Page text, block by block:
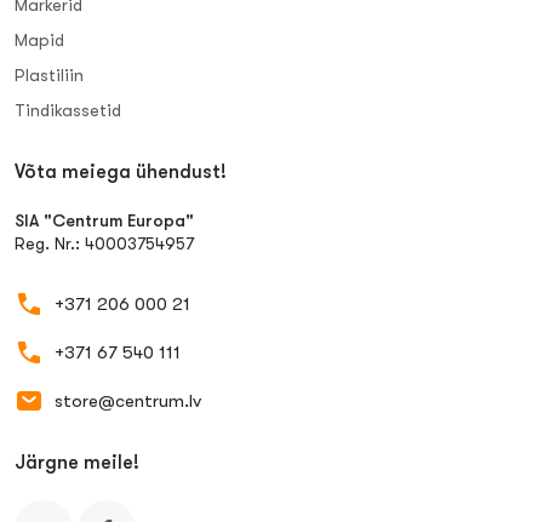
Markerid
Mapid
Plastiliin
Tindikassetid
Võta meiega ühendust!
SIA "Centrum Europa"
Reg. Nr.: 40003754957
+371 206 000 21
+371 67 540 111
store@centrum.lv
Järgne meile!